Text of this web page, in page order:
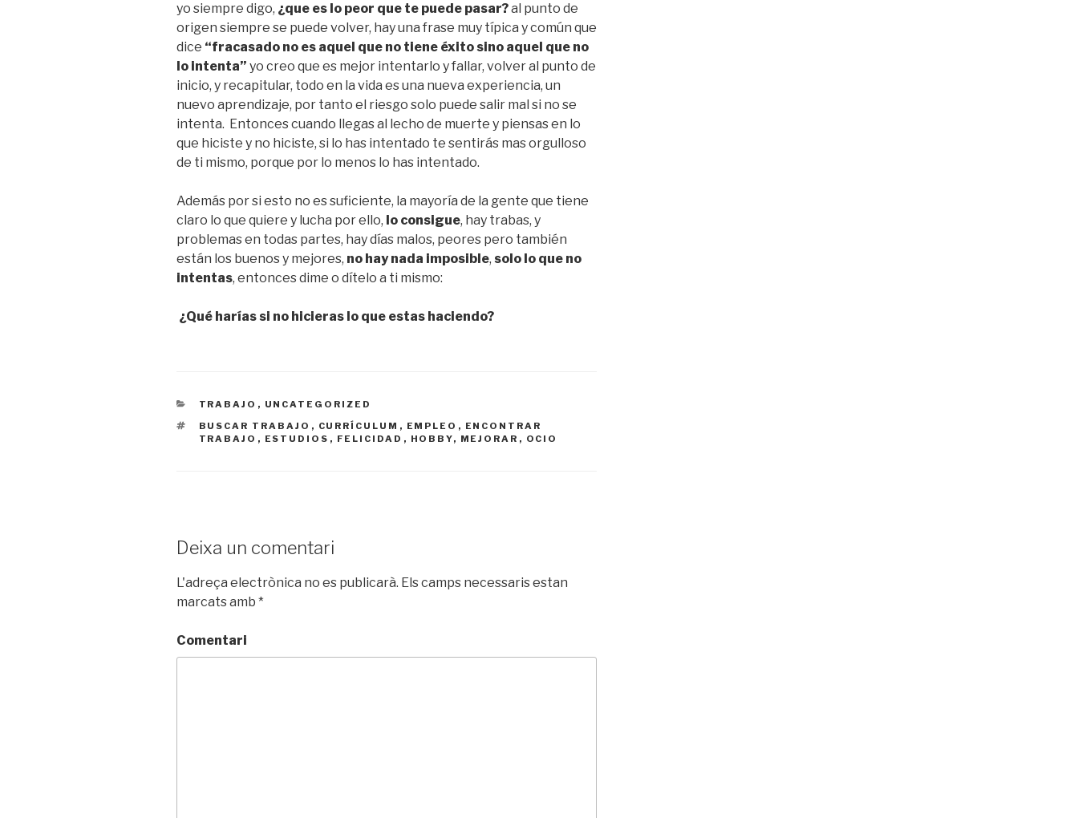
yo siempre digo, ¿que es lo peor que te puede pasar?al punto de
origen siempre se puede volver, hay una frase muy típica y común que
dice “fracasado no es aquel que no tiene éxito sino aquel que no
lo intenta” yo creo que es mejor intentarlo y fallar, volver al punto de
inicio, y recapitular, todo en la vida es una nueva experiencia, un
nuevo aprendizaje, por tanto el riesgo solo puede salir mal si no se
intenta. Entonces cuando llegas al lecho de muerte y piensas en lo
que hiciste y no hiciste, si lo has intentado te sentirás mas orgulloso
de ti mismo, porque por lo menos lo has intentado.
Además por si esto no es suficiente, la mayoría de la gente que tiene
claro lo que quiere y lucha por ello, lo consigue, hay trabas, y
problemas en todas partes, hay días malos, peores pero también
están los buenos y mejores, no hay nada imposible, solo lo que no
intentas, entonces dime o dítelo a ti mismo:
¿Qué harías si no hicieras lo que estas haciendo?
CATEGORIES
TRABAJO , UNCATEGORIZED
ETIQUETES
BUSCAR TRABAJO , CURRÍCULUM , EMPLEO , ENCONTRAR
TRABAJO , ESTUDIOS , FELICIDAD , HOBBY, MEJORAR , OCIO
Deixa un comentari
L'adreça electrònica no es publicarà. Els camps necessaris estan
marcats amb *
Comentari